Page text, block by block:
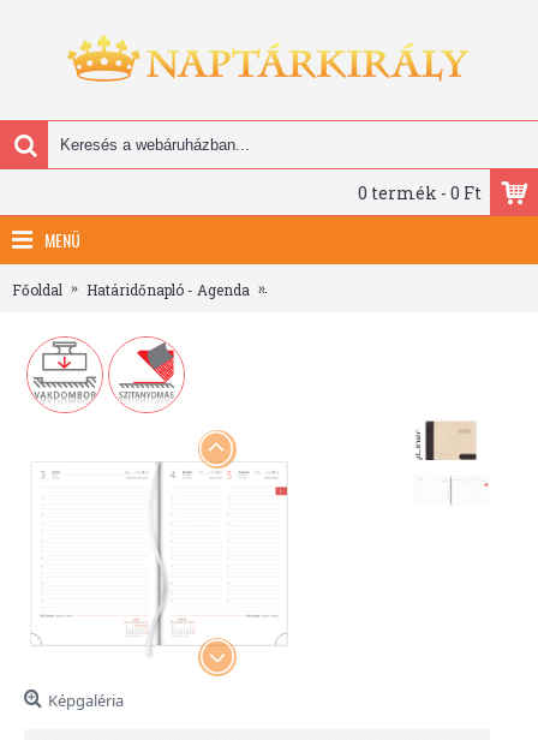
0 termék - 0 Ft
MENÜ
Főoldal Határidőnapló - Agenda
Képgaléria